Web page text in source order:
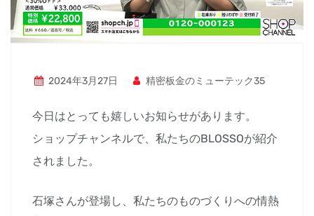
2024年3月27日 精密板金のミューテック35
今日はとっても嬉しいお知らせがあります。
ショップチャンネルで、私たちのBLOSSOが紹介
されました。
石塚さんが登場し、私たちのものづくりへの情熱